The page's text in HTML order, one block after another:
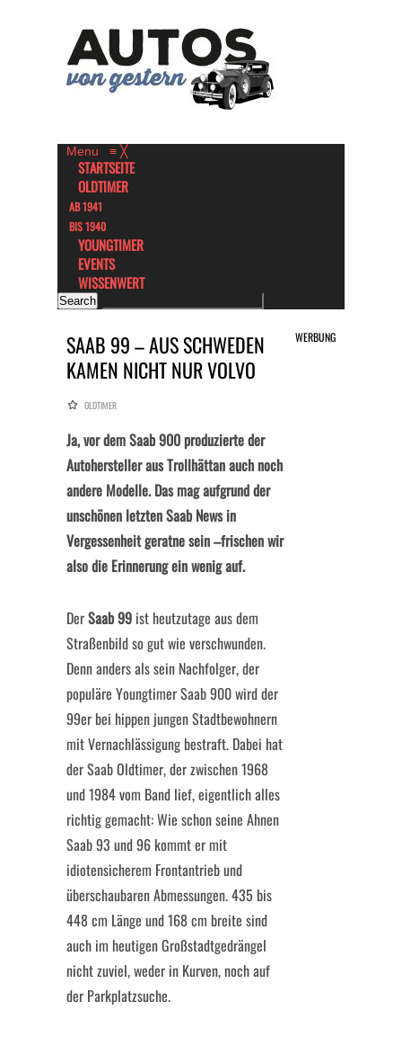
Menu ≡ ╳
STARTSEITE
OLDTIMER
AB 1941
BIS 1940
YOUNGTIMER
EVENTS
WISSENWERT
SAAB 99 – AUS SCHWEDEN
KAMEN NICHT NUR VOLVO
WERBUNG
OLDTIMER
Ja, vor dem Saab 900 produzierte der
Autohersteller aus Trollhättan auch noch
andere Modelle. Das mag aufgrund der
unschönen letzten Saab News in
Vergessenheit geratne sein –frischen wir
also die Erinnerung ein wenig auf.
DerSaab 99 ist heutzutage aus dem
Straßenbild so gut wie verschwunden.
Denn anders als sein Nachfolger, der
populäre Youngtimer Saab 900 wird der
99er bei hippen jungen Stadtbewohnern
mit Vernachlässigung bestraft. Dabei hat
der Saab Oldtimer, der zwischen 1968
und 1984 vom Band lief, eigentlich alles
richtig gemacht: Wie schon seine Ahnen
Saab 93 und 96 kommt er mit
idiotensicherem Frontantrieb und
überschaubaren Abmessungen. 435 bis
448 cm Länge und 168 cm breite sind
auch im heutigen Großstadtgedrängel
nicht zuviel, weder in Kurven, noch auf
der Parkplatzsuche.